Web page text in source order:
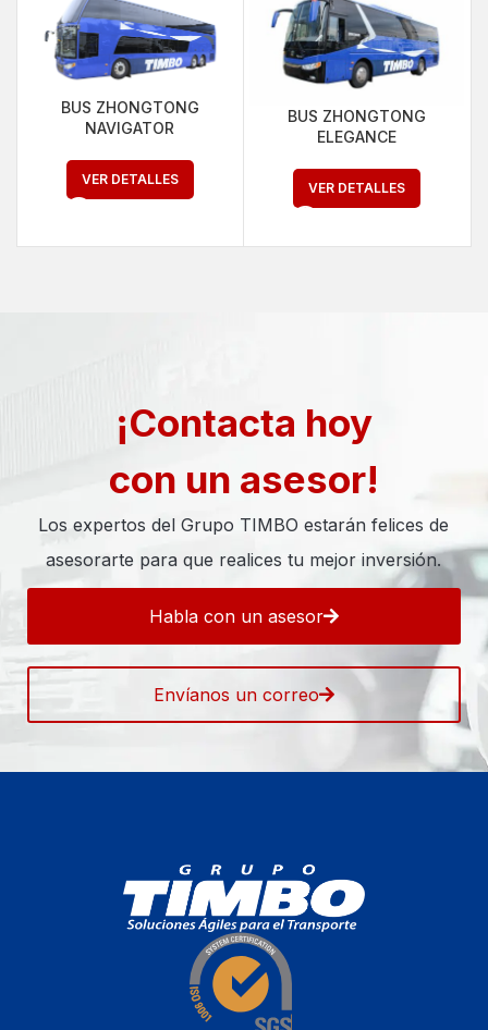
BUS ZHONGTONG
NAVIGATOR
VER DETALLES
BUS ZHONGTONG
ELEGANCE
VER DETALLES
¡Contacta hoy
con un asesor!
Los expertos del Grupo TIMBO estarán felices de
asesorarte para que realices tu mejor inversión.
Habla con un asesor
Envíanos un correo